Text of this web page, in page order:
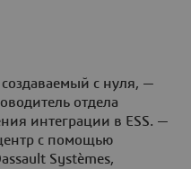
создаваемый с нуля, —
отдела
интеграции в ESS. —
с помощью
Systèmes,